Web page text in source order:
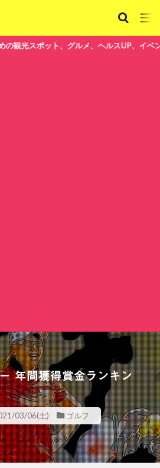
ヘルスUP、イベント情報など楽しく読め
年間獲得賞金ランキン
03/06(土) ゴルフ